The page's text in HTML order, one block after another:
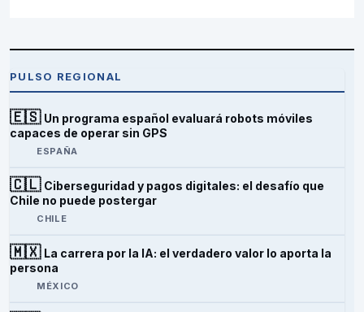
PULSO REGIONAL
🇪🇸 Un programa español evaluará robots móviles
capaces de operar sin GPS
ESPAÑA
🇨🇱 Ciberseguridad y pagos digitales: el desafío que
Chile no puede postergar
CHILE
🇲🇽 La carrera por la IA: el verdadero valor lo aporta la
persona
MÉXICO